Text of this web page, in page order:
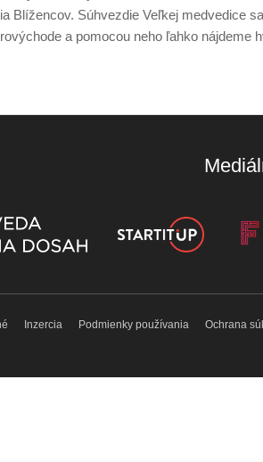
Blížencov. Súhvezdie Veľkej medvedice
a pomocou neho ľahko nájdeme
Inzercia Podmienky používania Ochrana